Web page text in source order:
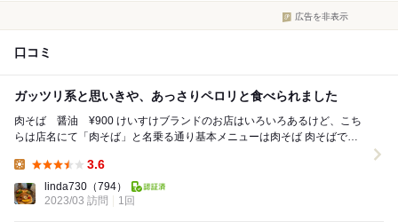
広告を非表示
口コミ
ガッツリ系と思いきや、あっさりペロリと食べられました
肉そば 醤油 ¥900 けいすけブランドのお店はいろいろあるけど、こち
らは店名にて「肉そば」と名乗る通り基本メニューは肉そば 肉そばでも
3.6
linda730 （794）
2023/03 訪問
1回